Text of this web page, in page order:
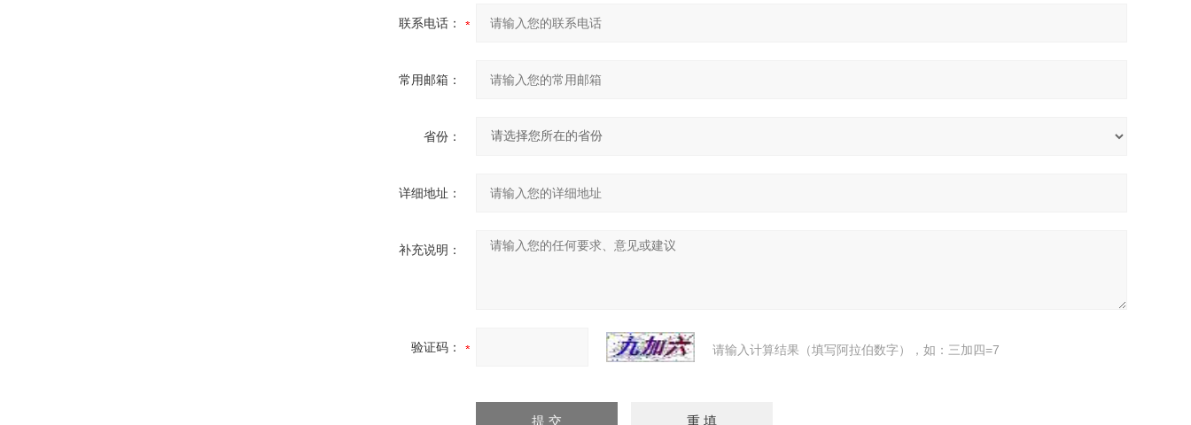
联系电话：
常用邮箱：
省份：
详细地址：
补充说明：
验证码： 请输入计算结果（填写阿拉伯数字），如：三加四=7